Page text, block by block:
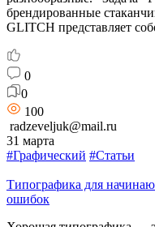
брендированные
GLITCH представляет
0
0
100
radzeveljuk@mail.ru
31 марта
#Графический #Статьи
Типографика для
ошибок